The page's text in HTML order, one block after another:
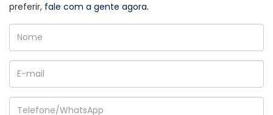
preferir, fale com a gente agora.